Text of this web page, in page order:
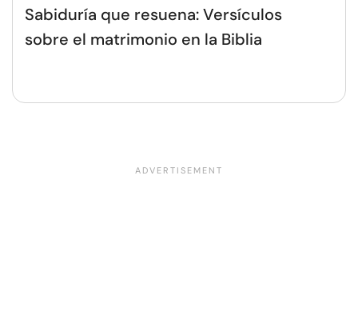
Sabiduría que resuena: Versículos
sobre el matrimonio en la Biblia